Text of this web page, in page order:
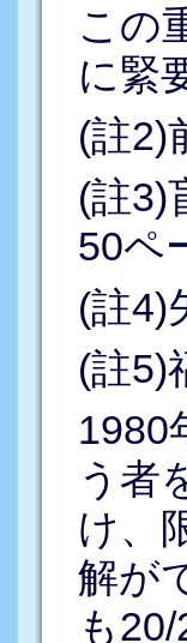
この
に緊
(註2)
(註3)
50ペ
(註4)
(註5)
1980
う者
け、
解が
も